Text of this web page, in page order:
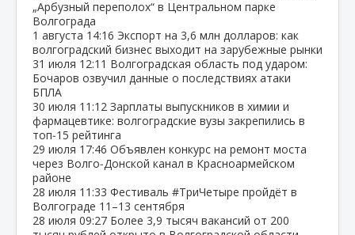
„Арбузный переполох“ в Центральном парке
Волгограда
1 августа 14:16 Экспорт на 3,6 млн долларов: как
волгоградский бизнес выходит на зарубежные рынки
31 июля 12:11 Волгоградская область под ударом:
Бочаров озвучил данные о последствиях атаки
БПЛА
30 июля 11:12 Зарплаты выпускников в химии и
фармацевтике: волгоградские вузы закрепились в
топ‑15 рейтинга
29 июля 17:46 Объявлен конкурс на ремонт моста
через Волго‑Донской канал в Красноармейском
районе
28 июля 11:33 Фестиваль #ТриЧетыре пройдёт в
Волгограде 11–13 сентября
28 июля 09:27 Более 3,9 тысяч вакансий от 200